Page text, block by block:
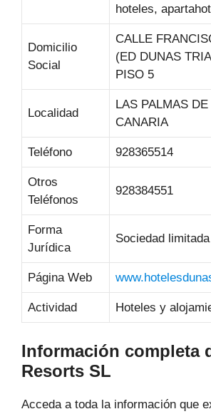
hoteles,
Domicilio
Social
CALLE
(ED DUNAS
PISO 5
Localidad
LAS PALMAS
CANARIA
Teléfono 928365514
Otros
Teléfonos
928384551
Forma
Jurídica
Sociedad limitada
Página Web
Actividad Hoteles y
Información completa
Resorts SL
Acceda a toda la información que